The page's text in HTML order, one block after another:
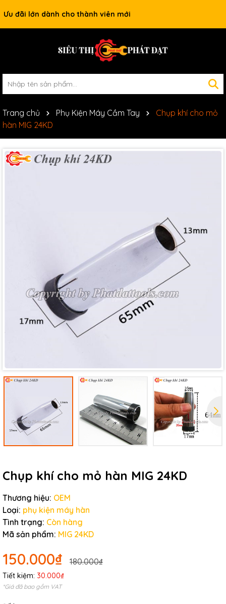
Ưu đãi lớn dành cho thành viên mới
Trang chủ Phụ Kiện Máy Cầm Tay
Chụp khí cho mỏ
hàn MIG 24KD
Chụp khí cho mỏ hàn MIG 24KD
Thương hiệu: OEM
Loại: phụ kiện máy hàn
Tình trạng: Còn hàng
Mã sản phẩm: MIG 24KD
150.000₫ 180.000₫
Tiết kiệm: 30.000₫
*Giá đã bao gồm VAT
Mã giảm giá:
Ngày hết hạn:
Điều kiện: